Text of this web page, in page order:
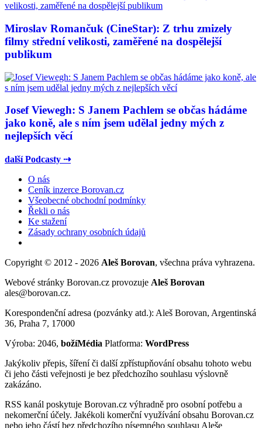
Miroslav Romančuk (CineStar): Z trhu zmizely
filmy střední velikosti, zaměřené na dospělejší
publikum
Josef Viewegh: S Janem Pachlem se občas hádáme
jako koně, ale s ním jsem udělal jedny mých z
nejlepších věcí
další Podcasty ⇢
O nás
Ceník inzerce Borovan.cz
Všeobecné obchodní podmínky
Řekli o nás
Ke stažení
Zásady ochrany osobních údajů
Copyright © 2012 - 2026 Aleš Borovan, všechna práva vyhrazena.
Webové stránky Borovan.cz provozuje Aleš Borovan
ales@borovan.cz.
Korespondenční adresa (pozvánky atd.): Aleš Borovan, Argentinská
36, Praha 7, 17000
Výroba: 2046, božíMédia Platforma: WordPress
Jakýkoliv přepis, šíření či další zpřístupňování obsahu tohoto webu
či jeho části veřejnosti je bez předchozího souhlasu výslovně
zakázáno.
RSS kanál poskytuje Borovan.cz výhradně pro osobní potřebu a
nekomerční účely. Jakékoli komerční využívání obsahu Borovan.cz
nebo jeho částí bez předchozího písemného souhlasu Aleše